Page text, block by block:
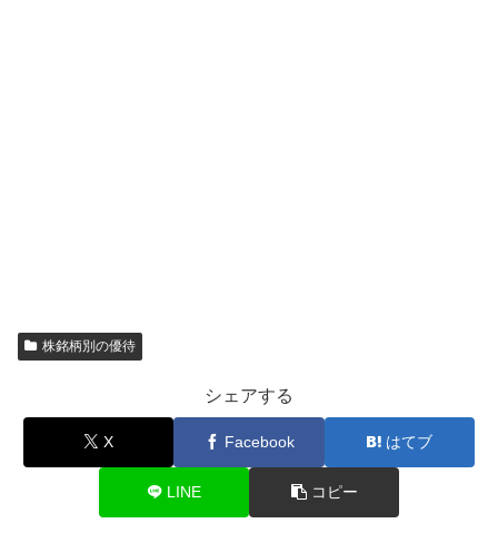
株銘柄別の優待
シェアする
X Facebook はてブ
LINE コピー